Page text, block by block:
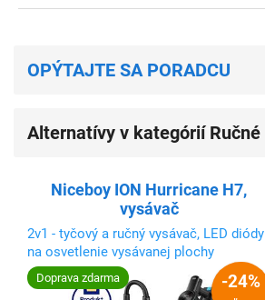
OPÝTAJTE SA PORADCU
Alternatívy v kategórií Ručné
Niceboy ION Hurricane H7,
vysávač
2v1 - tyčový a ručný vysávač, LED diódy
na osvetlenie vysávanej plochy
Doprava zdarma -24%